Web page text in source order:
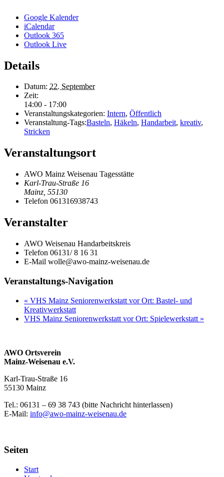
Google Kalender
iCalendar
Outlook 365
Outlook Live
Details
Datum: 22. September
Zeit:
14:00 - 17:00
Veranstaltungskategorien: Intern, Öffentlich
Veranstaltung-Tags:Basteln, Häkeln, Handarbeit, kreativ,
Stricken
Veranstaltungsort
AWO Mainz Weisenau Tagesstätte
Karl-Trau-Straße 16
Mainz 55130
Telefon 061316938743
Veranstalter
AWO Weisenau Handarbeitskreis
Telefon 06131/ 8 16 31
E-Mail wolle@awo-mainz-weisenau.de
Veranstaltungs-Navigation
« VHS Mainz Seniorenwerkstatt vor Ort: Bastel- und
Kreativwerkstatt
VHS Mainz Seniorenwerkstatt vor Ort: Spielewerkstatt »
AWO Ortsverein
Mainz-Weisenau e.V.
Karl-Trau-Straße 16
55130 Mainz
Tel.: 06131 – 69 38 743 (bitte Nachricht hinterlassen)
E-Mail: info@awo-mainz-weisenau.de
Seiten
Start